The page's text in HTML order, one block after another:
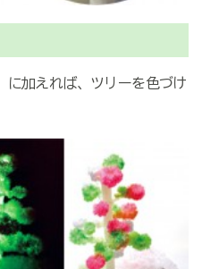
加えれば、ツリーを色づけ